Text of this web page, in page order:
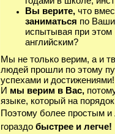
Вы верите, что
заниматься по
испытывая при этом
английским?
Мы не только верим, а и
людей прошли по этому
успехами и достижениями!
И мы верим в Вас,
языке, который на
Поэтому более простым
гораздо быстрее и легче!